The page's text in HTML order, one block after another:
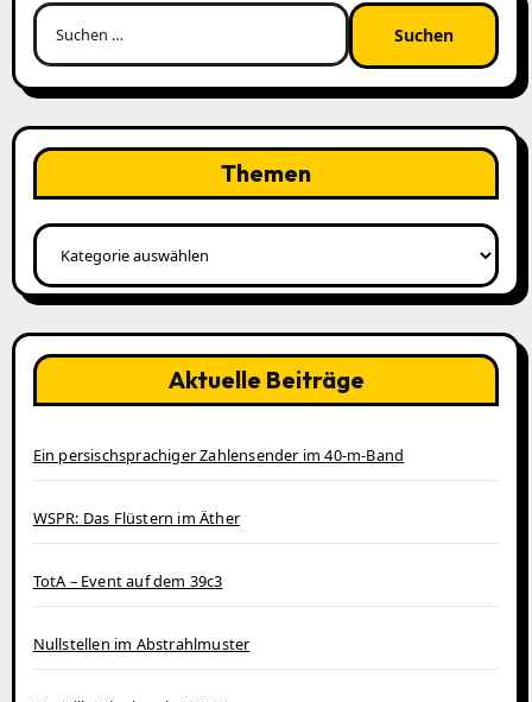
Suchen
nach:
Themen
Themen
Aktuelle Beiträge
Ein persischsprachiger Zahlensender im 40‑m‑Band
WSPR: Das Flüstern im Äther
TotA – Event auf dem 39c3
Nullstellen im Abstrahlmuster